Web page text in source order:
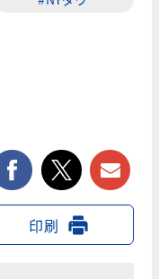
facebooktwitter
印刷